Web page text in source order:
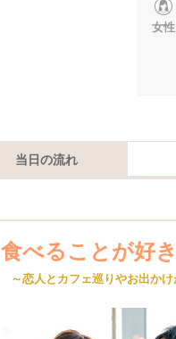
女性
当日の流れ
食べることが好
～恋人とカフェ巡りやお出か